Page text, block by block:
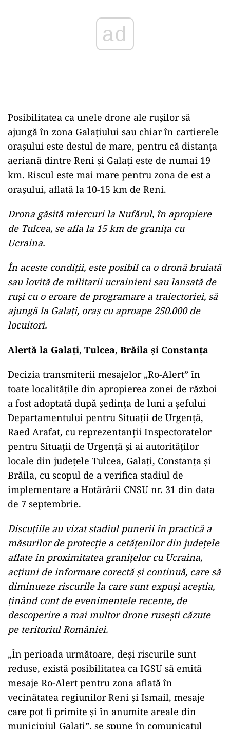
Posibilitatea ca unele drone ale rușilor să
ajungă în zona Galațiului sau chiar în cartierele
orașului este destul de mare, pentru că distanța
aeriană dintre Reni și Galați este de numai 19
km. Riscul este mai mare pentru zona de est a
orașului, aflată la 10-15 km de Reni.
Drona găsită miercuri la Nufărul, în apropiere
de Tulcea, se afla la 15 km de granița cu
Ucraina.
În aceste condiții, este posibil ca o dronă bruiată
sau lovită de militarii ucrainieni sau lansată de
ruși cu o eroare de programare a traiectoriei, să
ajungă la Galați, oraș cu aproape 250.000 de
locuitori.
Alertă la Galați, Tulcea, Brăila și Constanța
Decizia transmiterii mesajelor „Ro-Alert” în
toate localitățile din apropierea zonei de război
a fost adoptată după ședința de luni a șefului
Departamentului pentru Situații de Urgență,
Raed Arafat, cu reprezentanții Inspectoratelor
pentru Situații de Urgență și ai autorităților
locale din județele Tulcea, Galați, Constanța și
Brăila, cu scopul de a verifica stadiul de
implementare a Hotărârii CNSU nr. 31 din data
de 7 septembrie.
Discuțiile au vizat stadiul punerii în practică a
măsurilor de protecție a cetățenilor din județele
aflate în proximitatea granițelor cu Ucraina,
acțiuni de informare corectă și continuă, care să
diminueze riscurile la care sunt expuși aceștia,
ținând cont de evenimentele recente, de
descoperire a mai multor drone rusești căzute
pe teritoriul României.
„În perioada următoare, deși riscurile sunt
reduse, există posibilitatea ca IGSU să emită
mesaje Ro-Alert pentru zona aflată în
vecinătatea regiunilor Reni și Ismail, mesaje
care pot fi primite și în anumite areale din
municipiul Galați”, se spune în comunicatul